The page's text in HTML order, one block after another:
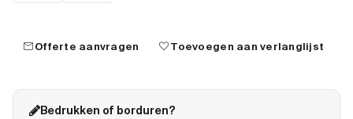
mailOfferte aanvragen favoriteToevoegen aan verlanglijst
Bedrukken of borduren?